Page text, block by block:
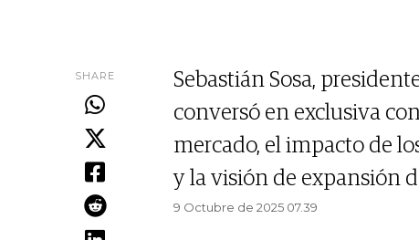
SHARE
Sebastián Sosa,
conversó en exclusiva
mercado, el impacto de
y la visión de expansión
9 Octubre de 2025 07.39